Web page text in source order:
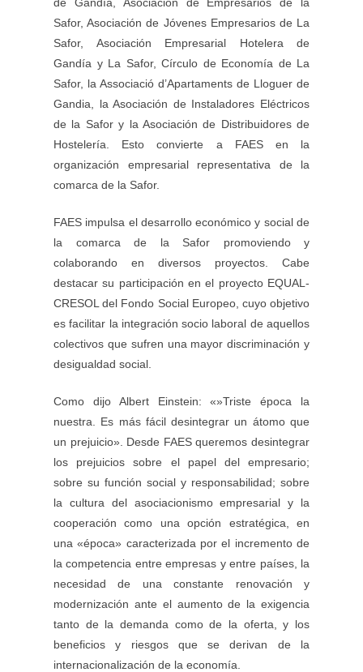
Safor, Asociación de Jóvenes Empresarios de La
Safor, Asociación Empresarial Hotelera de
Gandía y La Safor, Círculo de Economía de La
Safor, la Associació d’Apartaments de Lloguer de
Gandia, la Asociación de Instaladores Eléctricos
de la Safor y la Asociación de Distribuidores de
Hostelería. Esto convierte a FAES en la
organización empresarial representativa de la
comarca de la Safor.
FAES impulsa el desarrollo económico y social de
la comarca de la Safor promoviendo y
colaborando en diversos proyectos. Cabe
destacar su participación en el proyecto EQUAL-
CRESOL del Fondo Social Europeo, cuyo objetivo
es facilitar la integración socio laboral de aquellos
colectivos que sufren una mayor discriminación y
desigualdad social.
Como dijo Albert Einstein: «»Triste época la
nuestra. Es más fácil desintegrar un átomo que
un prejuicio». Desde FAES queremos desintegrar
los prejuicios sobre el papel del empresario;
sobre su función social y responsabilidad; sobre
la cultura del asociacionismo empresarial y la
cooperación como una opción estratégica, en
una «época» caracterizada por el incremento de
la competencia entre empresas y entre países, la
necesidad de una constante renovación y
modernización ante el aumento de la exigencia
tanto de la demanda como de la oferta, y los
beneficios y riesgos que se derivan de la
internacionalización de la economía.